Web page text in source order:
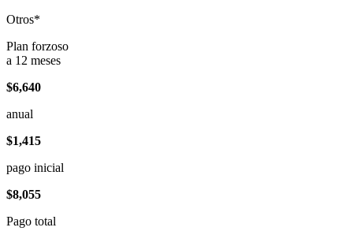
Otros*
Plan forzoso
a 12 meses
$6,640
anual
$1,415
pago inicial
$8,055
Pago total